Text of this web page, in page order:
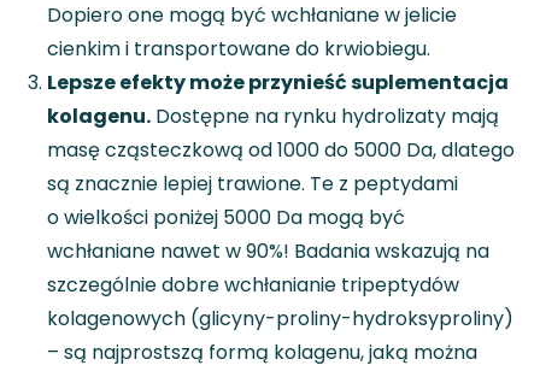
Dopiero one mogą być wchłaniane w jelicie
cienkim i transportowane do krwiobiegu.
Lepsze efekty może przynieść suplementacja
kolagenu. Dostępne na rynku hydrolizaty mają
masę cząsteczkową od 1000 do 5000 Da, dlatego
są znacznie lepiej trawione. Te z peptydami
o wielkości poniżej 5000 Da mogą być
wchłaniane nawet w 90%! Badania wskazują na
szczególnie dobre wchłanianie tripeptydów
kolagenowych (glicyny-proliny-hydroksyproliny)
– są najprostszą formą kolagenu, jaką można